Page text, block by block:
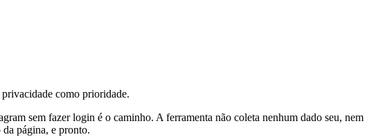
como prioridade.
sem fazer login é o caminho. A ferramenta não coleta nenhum dado seu, nem
página, e pronto.